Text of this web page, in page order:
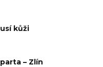
kůži
– Zlín